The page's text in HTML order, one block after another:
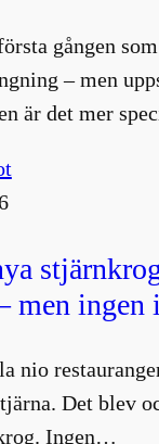
gången
– men
är det mer
men ingen
nio
Det blev
Ingen…